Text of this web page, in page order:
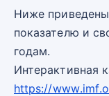
Ниже
показателю и
годам.
Интерактивная
https://